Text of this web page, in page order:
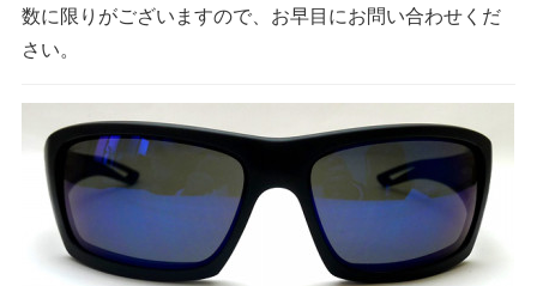
数に限りがございますので、お早目にお問い合わせくだ
さい。